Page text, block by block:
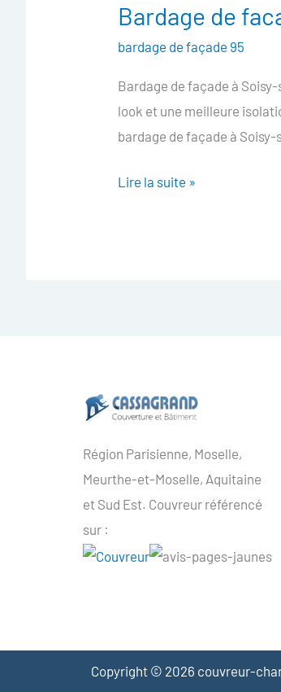
Bardage de
bardage de façade 95
Bardage de façade à
look et une meilleure
bardage de façade à
Bardage
Soisy-
sous-
Montmorency
Lire la suite »
Région Parisienne, Moselle,
Meurthe-et-Moselle, Aquitaine
et Sud Est. Couvreur référencé
sur :
Copyright © 2026 couvreur-